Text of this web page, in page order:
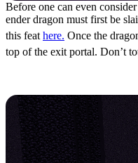
Before one can even
ender dragon must first be
this feat here. Once the
top of the exit portal. Don’t